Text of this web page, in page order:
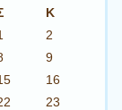
Κ
2
9
16
23